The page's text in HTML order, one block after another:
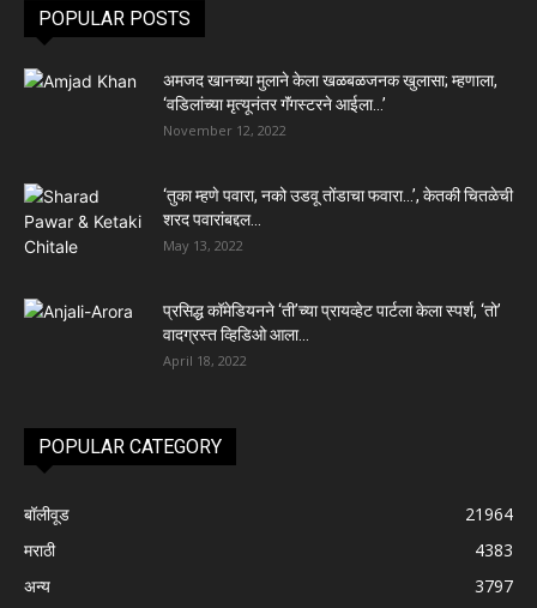
POPULAR POSTS
अमजद खानच्या मुलाने केला खळबळजनक खुलासा; म्हणाला,
‘वडिलांच्या मृत्यूनंतर गॅंगस्टरने आईला…’
November 12, 2022
‘तुका म्हणे पवारा, नको उडवू तोंडाचा फवारा…’, केतकी चितळेची
शरद पवारांबद्दल...
May 13, 2022
प्रसिद्ध कॉमेडियनने ‘ती’च्या प्रायव्हेट पार्टला केला स्पर्श, ‘तो’
वादग्रस्त व्हिडिओ आला...
April 18, 2022
POPULAR CATEGORY
बॉलीवूड
21964
मराठी
4383
अन्य
3797